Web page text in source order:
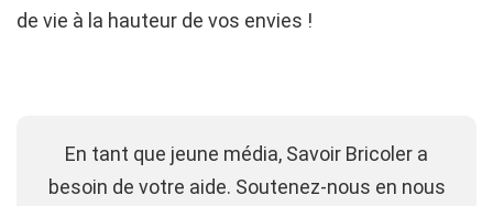
de vie à la hauteur de vos envies !
En tant que jeune média, Savoir Bricoler a
besoin de votre aide. Soutenez-nous en nous